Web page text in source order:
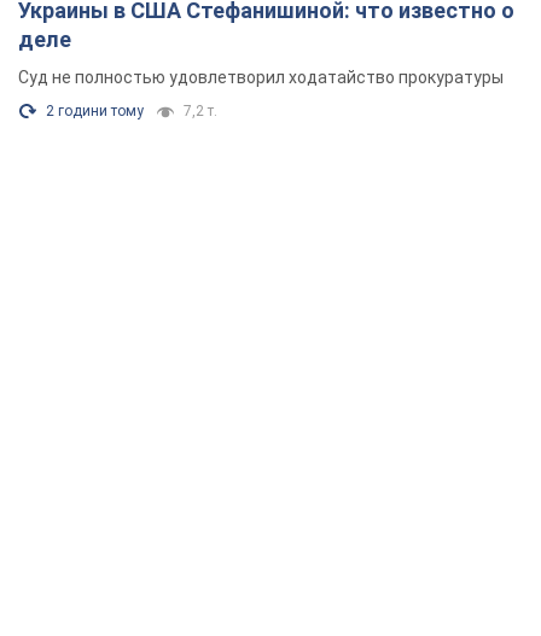
Украины в США Стефанишиной: что известно о
деле
Суд не полностью удовлетворил ходатайство прокуратуры
2 години тому 7,2 т.